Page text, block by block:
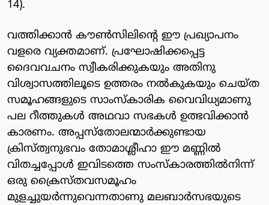
14).
വത്തിക്കാന്‍ കൗണ്‍സിലിന്റെ ഈ പ്രഖ്യാപനം
വളരെ വ്യക്തമാണ്. പ്രഘോഷിക്കപ്പെട്ട
ദൈവവചനം സ്വീകരിക്കുകയും അതിനു
വിശ്വാസത്തിലൂടെ ഉത്തരം നല്‍കുകയും ചെയ്ത
സമൂഹങ്ങളുടെ സാംസ്‌കാരിക വൈവിധ്യമാണു
പല റീത്തുകള്‍ അഥവാ സഭകള്‍ ഉത്ഭവിക്കാന്‍
കാരണം. അപ്പസ്‌തോലന്മാര്‍ക്കുണ്ടായ
ക്രിസ്ത്വനുഭവം തോമാശ്ലീഹാ ഈ മണ്ണില്‍
വിതച്ചപ്പോള്‍ ഇവിടത്തെ സംസ്‌കാരത്തില്‍നിന്ന്
ഒരു ക്രൈസ്തവസമൂഹം
മുളച്ചുയര്‍ന്നുവെന്നതാണു മലബാര്‍സഭയുടെ